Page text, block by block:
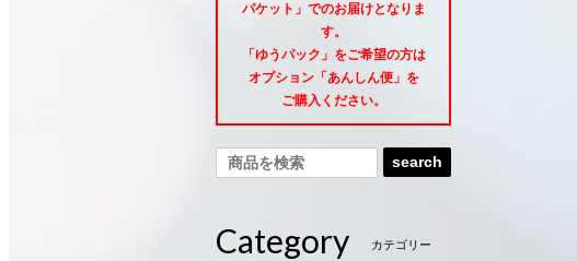
パケット」でのお届けとなりま
す。
「ゆうパック」をご希望の方は
オプション「あんしん便」 を
ご購入ください。
search
Category カテゴリー